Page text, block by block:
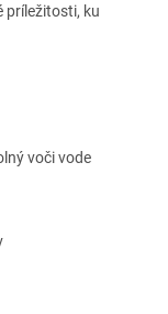
príležitosti, ku
voči vode